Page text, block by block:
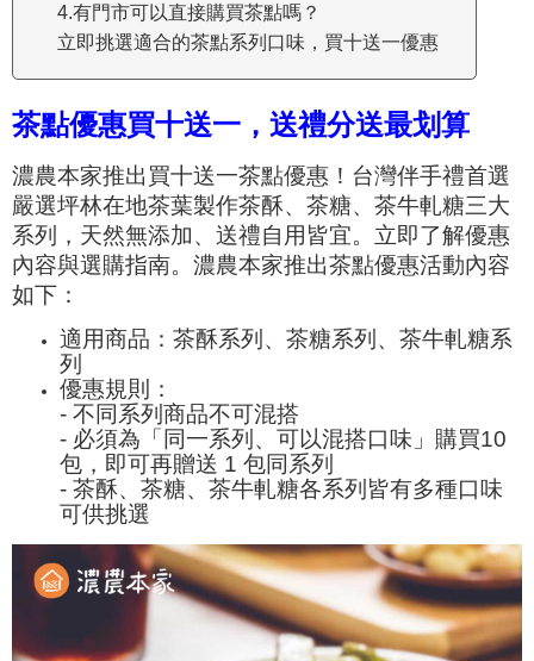
4.有門市可以直接購買茶點嗎？
立即挑選適合的茶點系列口味，買十送一優惠
茶點優惠買十送一，送禮分送最划算
濃農本家推出買十送一茶點優惠！台灣伴手禮首選
嚴選坪林在地茶葉製作茶酥、茶糖、茶牛軋糖三大
系列，天然無添加、送禮自用皆宜。立即了解優惠
內容與選購指南。濃農本家推出茶點優惠活動內容
如下：
適用商品：茶酥系列、茶糖系列、茶牛軋糖系
列
優惠規則：
- 不同系列商品不可混搭
- 必須為「同一系列、可以混搭口味」購買10
包，即可再贈送 1 包同系列
- 茶酥、茶糖、茶牛軋糖各系列皆有多種口味
可供挑選